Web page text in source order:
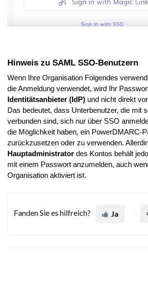
Hinweis zu SAML SSO-Benutzern
Wenn Ihre Organisation Folgendes
die Anmeldung verwendet, wird Ihr
Identitätsanbieter (IdP) und nicht direkt
Das bedeutet, dass Unterbenutzer, die mit
verbunden sind, sich nur über SSO
die Möglichkeit haben, ein PowerDMARC-
zurückzusetzen oder zu verwenden.
Hauptadministrator des Kontos behält
mit einem Passwort anzumelden, auch
Organisation aktiviert ist.
Fanden Sie es hilfreich? Ja